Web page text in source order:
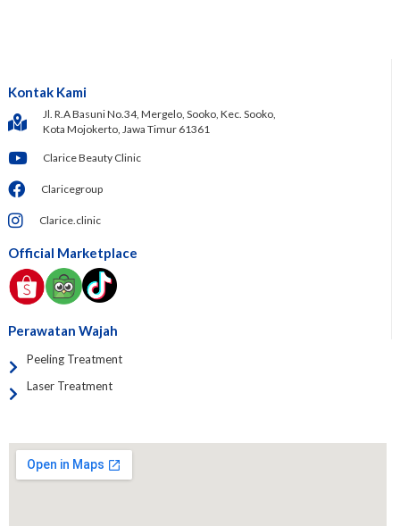
Kontak Kami
Jl. R.A Basuni No.34, Mergelo, Sooko, Kec. Sooko,
Kota Mojokerto, Jawa Timur 61361
Clarice Beauty Clinic
Claricegroup
Clarice.clinic
Official Marketplace
Perawatan Wajah
Peeling Treatment
Laser Treatment